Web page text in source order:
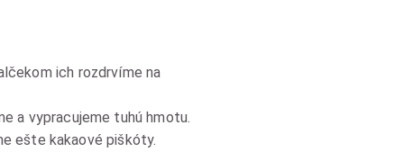
ich rozdrvíme na
a vypracujeme tuhú hmotu.
ešte kakaové piškóty.